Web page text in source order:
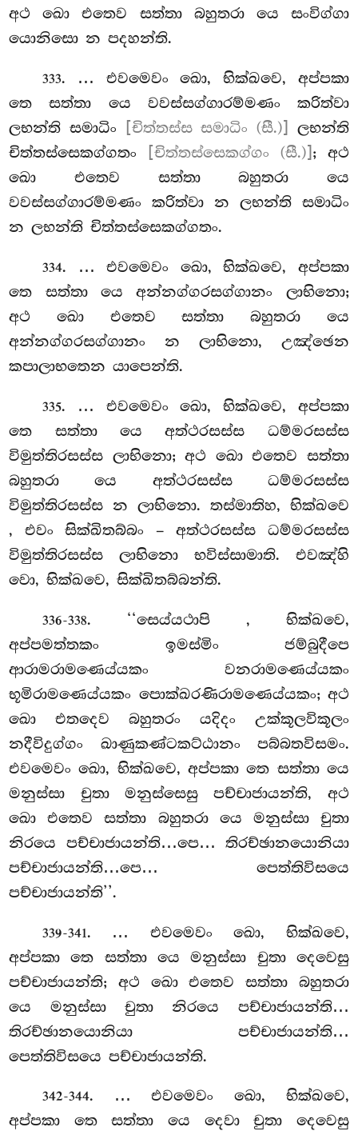
අථ ඛො එතෙව සත්තා බහුතරා යෙ සංවිග්ගා
යොනිසො න පදහන්ති.
333. … එවමෙවං ඛො, භික්ඛවෙ, අප්පකා
තෙ සත්තා යෙ වවස්සග්ගාරම්මණං කරිත්වා
ලභන්ති සමාධිං
[චිත්තස්ස සමාධිං (සී.)]
ලභන්ති
චිත්තස්සෙකග්ගතං
[චිත්තස්සෙකග්ගං (සී.)] ; අථ
ඛො එතෙව සත්තා බහුතරා යෙ
වවස්සග්ගාරම්මණං කරිත්වා න ලභන්ති සමාධිං
න ලභන්ති චිත්තස්සෙකග්ගතං.
334. … එවමෙවං ඛො, භික්ඛවෙ, අප්පකා
තෙ සත්තා යෙ අන්නග්ගරසග්ගානං ලාභිනො;
අථ ඛො එතෙව සත්තා බහුතරා යෙ
අන්නග්ගරසග්ගානං න ලාභිනො, උඤ්ඡෙන
කපාලාභතෙන යාපෙන්ති.
335. … එවමෙවං ඛො, භික්ඛවෙ, අප්පකා
තෙ සත්තා යෙ අත්ථරසස්ස ධම්මරසස්ස
විමුත්තිරසස්ස ලාභිනො; අථ ඛො එතෙව සත්තා
බහුතරා යෙ අත්ථරසස්ස ධම්මරසස්ස
විමුත්තිරසස්ස න ලාභිනො. තස්මාතිහ, භික්ඛවෙ
, එවං සික්ඛිතබ්බං – අත්ථරසස්ස ධම්මරසස්ස
විමුත්තිරසස්ස ලාභිනො භවිස්සාමාති. එවඤ්හි
වො, භික්ඛවෙ, සික්ඛිතබ්බන්ති.
336-338. ‘‘සෙය්යථාපි , භික්ඛවෙ,
අප්පමත්තකං ඉමස්මිං ජම්බුදීපෙ
ආරාමරාමණෙය්යකං වනරාමණෙය්යකං
භූමිරාමණෙය්යකං පොක්ඛරණිරාමණෙය්යකං; අථ
ඛො එතදෙව බහුතරං යදිදං උක්කූලවිකූලං
නදීවිදුග්ගං ඛාණුකණ්ටකට්ඨානං පබ්බතවිසමං.
එවමෙවං ඛො, භික්ඛවෙ, අප්පකා තෙ සත්තා යෙ
මනුස්සා චුතා මනුස්සෙසු පච්චාජායන්ති, අථ
ඛො එතෙව සත්තා බහුතරා යෙ මනුස්සා චුතා
නිරයෙ පච්චාජායන්ති…පෙ… තිරච්ඡානයොනියා
පච්චාජායන්ති…පෙ… පෙත්තිවිසයෙ
පච්චාජායන්ති’’.
339-341. … එවමෙවං ඛො, භික්ඛවෙ,
අප්පකා තෙ සත්තා යෙමනුස්සා චුතා දෙවෙසු
පච්චාජායන්ති; අථ ඛො එතෙව සත්තා බහුතරා
යෙ මනුස්සා චුතා නිරයෙ පච්චාජායන්ති…
තිරච්ඡානයොනියා පච්චාජායන්ති…
පෙත්තිවිසයෙ පච්චාජායන්ති.
342-344. … එවමෙවං ඛො, භික්ඛවෙ,
අප්පකා තෙ සත්තා යෙ දෙවාචුතා දෙවෙසු